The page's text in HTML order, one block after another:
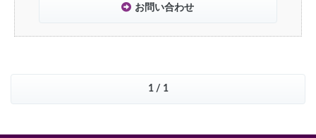
お問い合わせ
1 / 1